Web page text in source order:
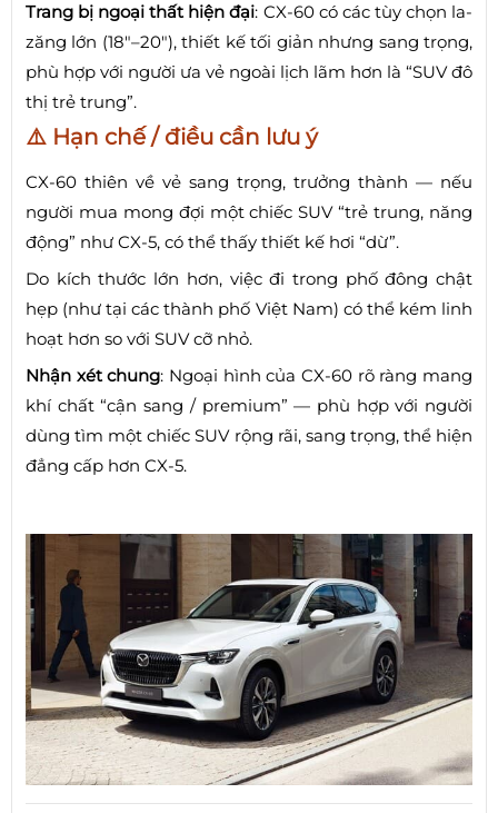
Trang bị ngoại thất hiện đại: CX-60 có các tùy chọn la-
zăng lớn (18"–20"), thiết kế tối giản nhưng sang trọng,
phù hợp với người ưa vẻ ngoài lịch lãm hơn là “SUV đô
thị trẻ trung”.
⚠️ Hạn chế / điều cần lưu ý
CX-60 thiên về vẻ sang trọng, trưởng thành — nếu
người mua mong đợi một chiếc SUV “trẻ trung, năng
động” như CX-5, có thể thấy thiết kế hơi “dừ”.
Do kích thước lớn hơn, việc đi trong phố đông chật
hẹp (như tại các thành phố Việt Nam) có thể kém linh
hoạt hơn so với SUV cỡ nhỏ.
Nhận xét chung: Ngoại hình của CX-60 rõ ràng mang
khí chất “cận sang / premium” — phù hợp với người
dùng tìm một chiếc SUV rộng rãi, sang trọng, thể hiện
đẳng cấp hơn CX-5.